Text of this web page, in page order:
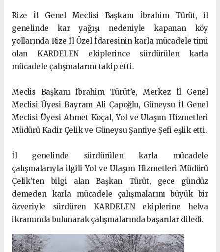
Rize İl Genel Meclisi Başkanı İbrahim Türüt, il
genelinde kar yağışı nedeniyle kapanan köy
yollarında Rize İl Özel İdaresinin karla mücadele timi
olan KARDELEN ekiplerince sürdürülen karla
mücadele çalışmalarını takip etti.
Meclis Başkanı İbrahim Türüt’e, Merkez İl Genel
Meclisi Üyesi Bayram Ali Çapoğlu, Güneysu İl Genel
Meclisi Üyesi Ahmet Koçal, Yol ve Ulaşım Hizmetleri
Müdürü Kadir Çelik ve Güneysu Şantiye Şefi eşlik etti.
İl genelinde sürdürülen karla mücadele
çalışmalarıyla ilgili Yol ve Ulaşım Hizmetleri Müdürü
Çelik’ten bilgi alan Başkan Türüt, gece gündüz
demeden karla mücadele çalışmalarını büyük bir
özveriyle sürdüren KARDELEN ekiplerine helva
ikramında bulunarak çalışmalarında başarılar diledi.